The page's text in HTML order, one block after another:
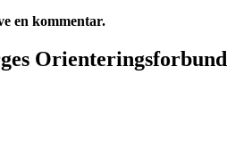
en kommentar.
Orienteringsforbund